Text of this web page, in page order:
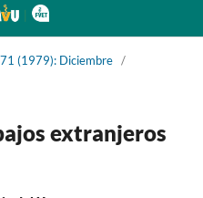
(1979): Diciembre /
extranjeros